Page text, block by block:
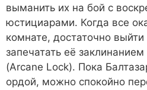
выманить их на бой с
юстициарами. Когда все
комнате, достаточно
запечатать её
(Arcane Lock). Пока
ордой, можно спокойно